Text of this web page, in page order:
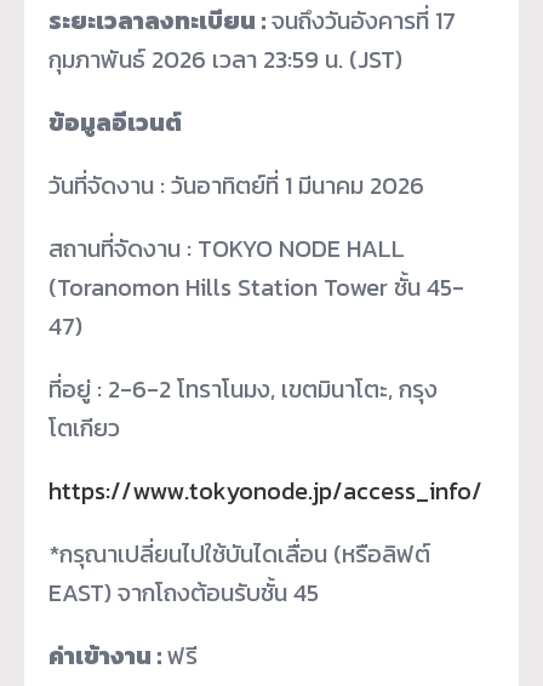
ระยะเวลาลงทะเบียน :จนถึงวันอังคารที่ 17
กุมภาพันธ์ 2026 เวลา 23:59 น. (JST)
ข้อมูลอีเวนต์
วันที่จัดงาน : วันอาทิตย์ที่ 1 มีนาคม 2026
สถานที่จัดงาน : TOKYO NODE HALL
(Toranomon Hills Station Tower ชั้น 45-
47)
ที่อยู่ : 2-6-2 โทราโนมง, เขตมินาโตะ, กรุง
โตเกียว
https://www.tokyonode.jp/access_info/
*กรุณาเปลี่ยนไปใช้บันไดเลื่อน (หรือลิฟต์
EAST) จากโถงต้อนรับชั้น 45
ค่าเข้างาน :ฟรี